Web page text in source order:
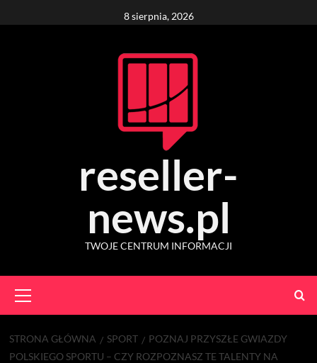
to
8 sierpnia, 2026
reseller-
news.pl
TWOJE CENTRUM INFORMACJI
Menu
STRONA GŁÓWNA SPORT
POZNAJ PRZYSZŁE GWIAZDY
POLSKIEGO SPORTU – CZY ROZPOZNASZ TE TALENTY NA